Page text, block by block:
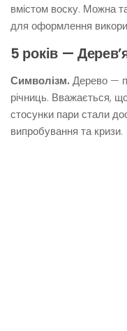
вмістом воску. Можна
для оформлення
5 років —
Символізм. Дерево —
річниць. Вважається,
стосунки пари стали
випробування та кризи.